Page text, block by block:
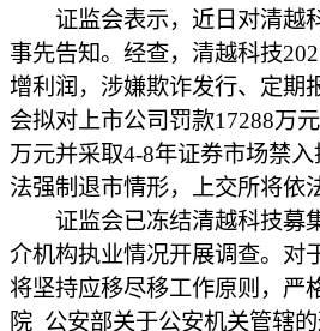
证监会表示，近日对清越
事先告知。经查，清越科技
增利润，涉嫌欺诈发行、定期
会拟对上市公司罚款17288万
万元并采取4-8年证券市场禁
法强制退市情形，上交所将依
证监会已冻结清越科技募
介机构执业情况开展调查。对
将坚持应移尽移工作原则，严
院 公安部关于公安机关管辖